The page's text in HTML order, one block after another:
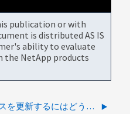
publication or with
is distributed AS IS
ability to evaluate
the NetApp products
デジタルウォレットでライセンスを更新するにはどうすればよいですか？